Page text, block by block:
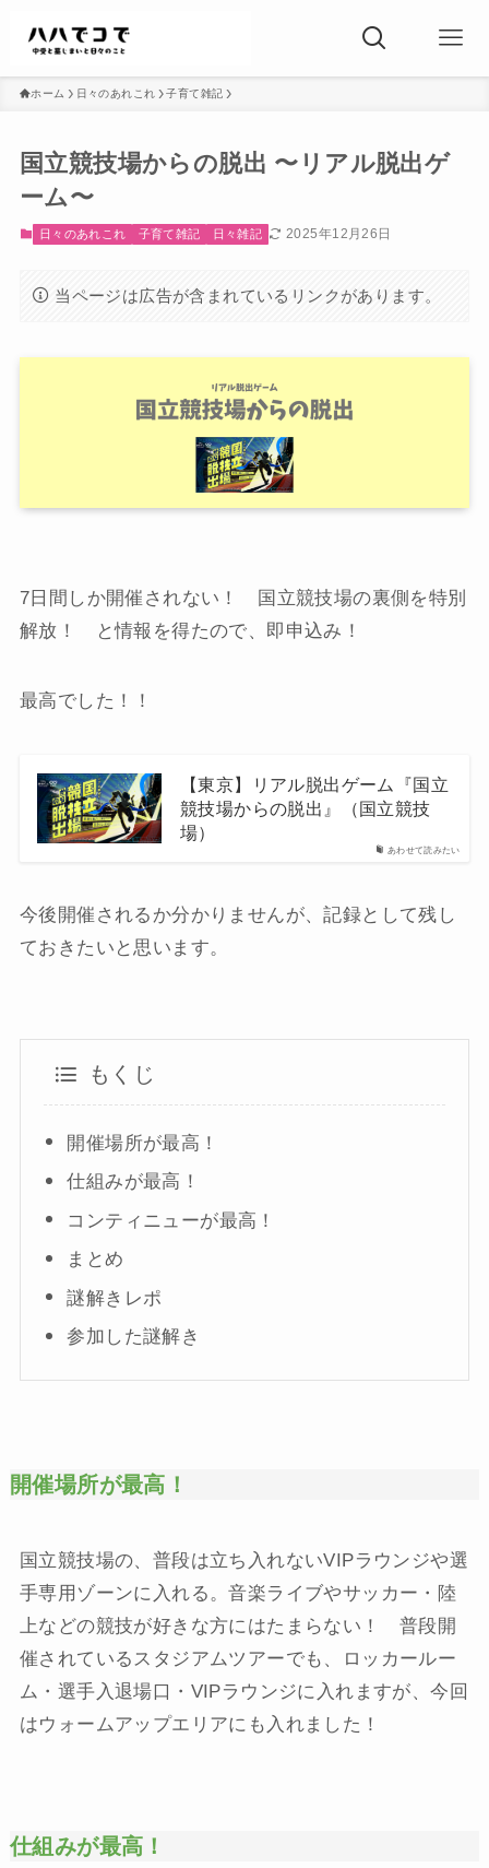
ホーム 日々のあれこれ 子育て雑記
国立競技場からの脱出 〜リアル脱出ゲ
ーム〜
日々のあれこれ 子育て雑記 日々雑記 2025年12月26日
当ページは広告が含まれているリンクがあります。
7日間しか開催されない！ 国立競技場の裏側を特別
解放！ と情報を得たので、即申込み！
最高でした！！
あわせて読みたい
【東京】リアル脱出ゲーム『国立
競技場からの脱出』（国立競技
場）
今後開催されるか分かりませんが、記録として残し
ておきたいと思います。
もくじ
開催場所が最高！
仕組みが最高！
コンティニューが最高！
まとめ
謎解きレポ
参加した謎解き
開催場所が最高！
国立競技場の、普段は立ち入れないVIPラウンジや選
手専用ゾーンに入れる。音楽ライブやサッカー・陸
上などの競技が好きな方にはたまらない！ 普段開
催されているスタジアムツアーでも、ロッカールー
ム・選手入退場口・VIPラウンジに入れますが、今回
はウォームアップエリアにも入れました！
仕組みが最高！